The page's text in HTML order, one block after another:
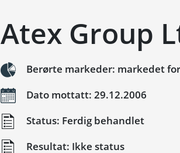
Atex Group
Berørte markeder: markedet
Dato mottatt: 29.12.2006
Status: Ferdig behandlet
Resultat: Ikke status